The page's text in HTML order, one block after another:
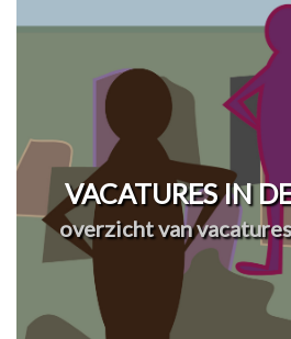
VACATURES IN
overzicht van